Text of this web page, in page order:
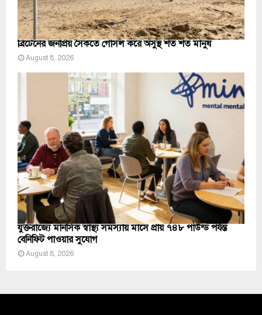
ব্রিটেনের জনপ্রিয় সৈকতে গোসল করে অসুস্থ শত শত মানুষ
August 8, 2026
যুক্তরাজ্যে মানসিক স্বাস্থ্য সমস্যায় মাসে প্রায় ৭৪৮ পাউন্ড পর্যন্ত
বেনিফিট পাওয়ার সুযোগ
August 8, 2026